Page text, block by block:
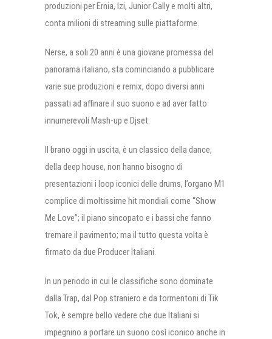
produzioni per Ernia, Izi, Junior Cally e molti altri,
conta milioni di streaming sulle piattaforme.
Nerse, a soli 20 anni è una giovane promessa del
panorama italiano, sta cominciando a pubblicare
varie sue produzioni e remix, dopo diversi anni
passati ad affinare il suo suono e ad aver fatto
innumerevoli Mash-up e Djset.
Il brano oggi in uscita, è un classico della dance,
della deep house, non hanno bisogno di
presentazioni i loop iconici delle drums, l’organo M1
complice di moltissime hit mondiali come “Show
Me Love”; il piano sincopato e i bassi che fanno
tremare il pavimento; ma il tutto questa volta è
firmato da due Producer Italiani.
In un periodo in cui le classifiche sono dominate
dalla Trap, dal Pop straniero e da tormentoni di Tik
Tok, è sempre bello vedere che due Italiani si
impegnino a portare un suono così iconico anche in